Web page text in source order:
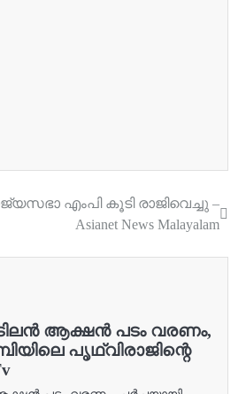
എംപി കൂടി രാജിവെച്ചു –
Asianet News Malayalam
ആക്ഷൻ പടം വരണം,
പൃഥ്വിരാജിന്റെ